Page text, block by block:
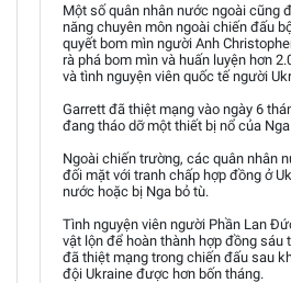
Một số quân nhân nước ngoài cũng
năng chuyên môn ngoài chiến đấu
quyết bom mìn người Anh
rà phá bom mìn và huấn luyện hơn
và tình nguyện viên quốc tế người
Garrett đã thiệt mạng vào ngày 6
đang tháo dỡ một thiết bị nổ của
Ngoài chiến trường, các quân nhân
đối mặt với tranh chấp hợp đồng ở
nước hoặc bị Nga bỏ tù.
Tình nguyện viên người Phần Lan
vật lộn để hoàn thành hợp đồng sáu
đã thiệt mạng trong chiến đấu sau
đội Ukraine được hơn bốn tháng.